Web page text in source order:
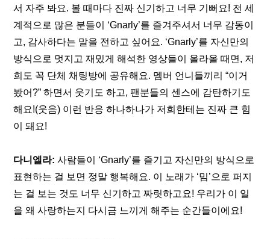
서 자주 봐요. 볼 때마다 진짜 신기하고 너무 기뻐요! 전 세
계적으로 많은 분들이 ‘Gnarly’를 즐겨주셔서 너무 감동이
고, 감사하다는 말을 전하고 싶어요. ‘Gnarly’를 자신만의
방식으로 멋지고 재밌게 해석한 영상들이 올라올 때면, 저
희도 꼭 단체 채팅방에 공유해요. 멤버 언니들끼리 “이거
봤어?” 하면서 웃기도 하고, 팬분들의 센스에 감탄하기도
해요!(웃음) 이런 반응 하나하나가 저희한테는 진짜 큰 힘
이 돼요!
다니엘라: 사람들이 ‘Gnarly’를 즐기고 자신만의 방식으로
표현하는 걸 보면 정말 행복해요. 이 노래가 ‘밈’으로 퍼지
는 걸 보는 것도 너무 신기하고 짜릿하고요! 우리가 이 일
을 왜 사랑하는지 다시금 느끼게 해주는 순간들이에요!